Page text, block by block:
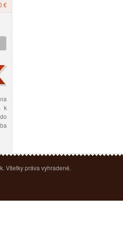
€
k
Všetky práva vyhradené.